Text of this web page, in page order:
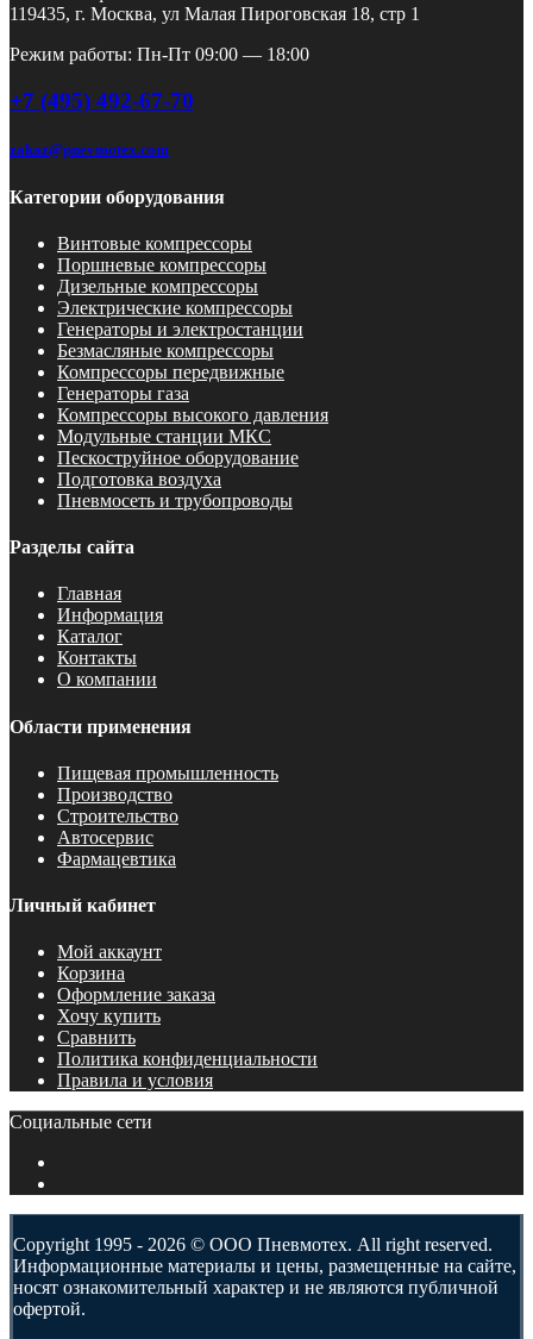
119435, г. Москва, ул Малая Пироговская 18, стр 1
Режим работы: Пн-Пт 09:00 — 18:00
+7 (495) 492-67-70
zakaz@pnevmotex.com
Категории оборудования
Винтовые компрессоры
Поршневые компрессоры
Дизельные компрессоры
Электрические компрессоры
Генераторы и электростанции
Безмасляные компрессоры
Компрессоры передвижные
Генераторы газа
Компрессоры высокого давления
Модульные станции МКС
Пескоструйное оборудование
Подготовка воздуха
Пневмосеть и трубопроводы
Разделы сайта
Главная
Информация
Каталог
Контакты
О компании
Области применения
Пищевая промышленность
Производство
Строительство
Автосервис
Фармацевтика
Личный кабинет
Мой аккаунт
Корзина
Оформление заказа
Хочу купить
Сравнить
Политика конфиденциальности
Правила и условия
Социальные сети
Copyright 1995 - 2026 © ООО Пневмотех. All right reserved.
Информационные материалы и цены, размещенные на сайте,
носят ознакомительный характер и не являются публичной
офертой.